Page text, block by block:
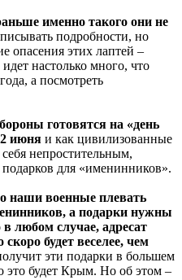
именно такого они не
подробности, но
опасения этих лаптей –
настолько много, что
а посмотреть
готовятся на «день
июня и как цивилизованные
непростительным,
подарков для «именинников».
наши военные плевать
а подарки нужны
любом случае, адресат
будет веселее, чем
эти подарки в большем
это будет Крым. Но об этом –